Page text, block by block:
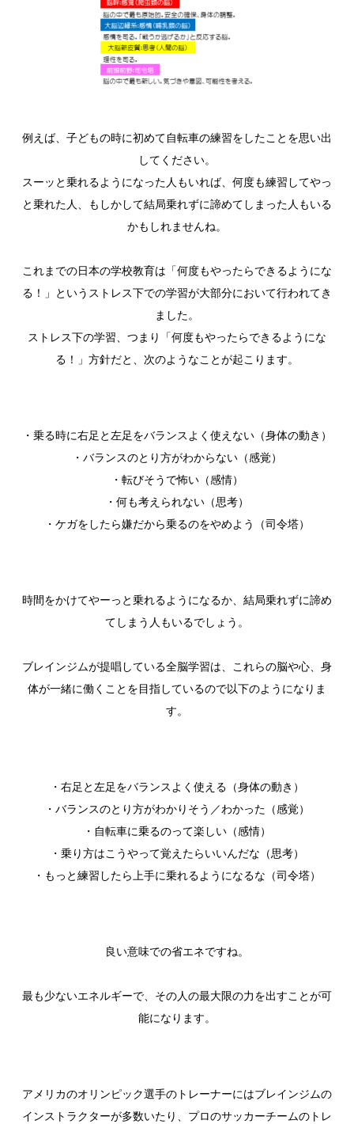
例えば、子どもの時に初めて自転車の練習をしたことを思い出
してください。
スーッと乗れるようになった人もいれば、何度も練習してやっ
と乗れた人、もしかして結局乗れずに諦めてしまった人もいる
かもしれませんね。
これまでの日本の学校教育は「何度もやったらできるようにな
る！」というストレス下での学習が大部分において行われてき
ました。
ストレス下の学習、つまり「何度もやったらできるようにな
る！」方針だと、次のようなことが起こります。
・乗る時に右足と左足をバランスよく使えない（身体の動き）
・バランスのとり方がわからない（感覚）
・転びそうで怖い（感情）
・何も考えられない（思考）
・ケガをしたら嫌だから乗るのをやめよう（司令塔）
時間をかけてやーっと乗れるようになるか、結局乗れずに諦め
てしまう人もいるでしょう。
ブレインジムが提唱している全脳学習は、これらの脳や心、身
体が一緒に働くことを目指しているので以下のようになりま
す。
・右足と左足をバランスよく使える（身体の動き）
・バランスのとり方がわかりそう／わかった（感覚）
・自転車に乗るのって楽しい（感情）
・乗り方はこうやって覚えたらいいんだな（思考）
・もっと練習したら上手に乗れるようになるな（司令塔）
良い意味での省エネですね。
最も少ないエネルギーで、その人の最大限の力を出すことが可
能になります。
アメリカのオリンピック選手のトレーナーにはブレインジムの
インストラクターが多数いたり、プロのサッカーチームのトレ